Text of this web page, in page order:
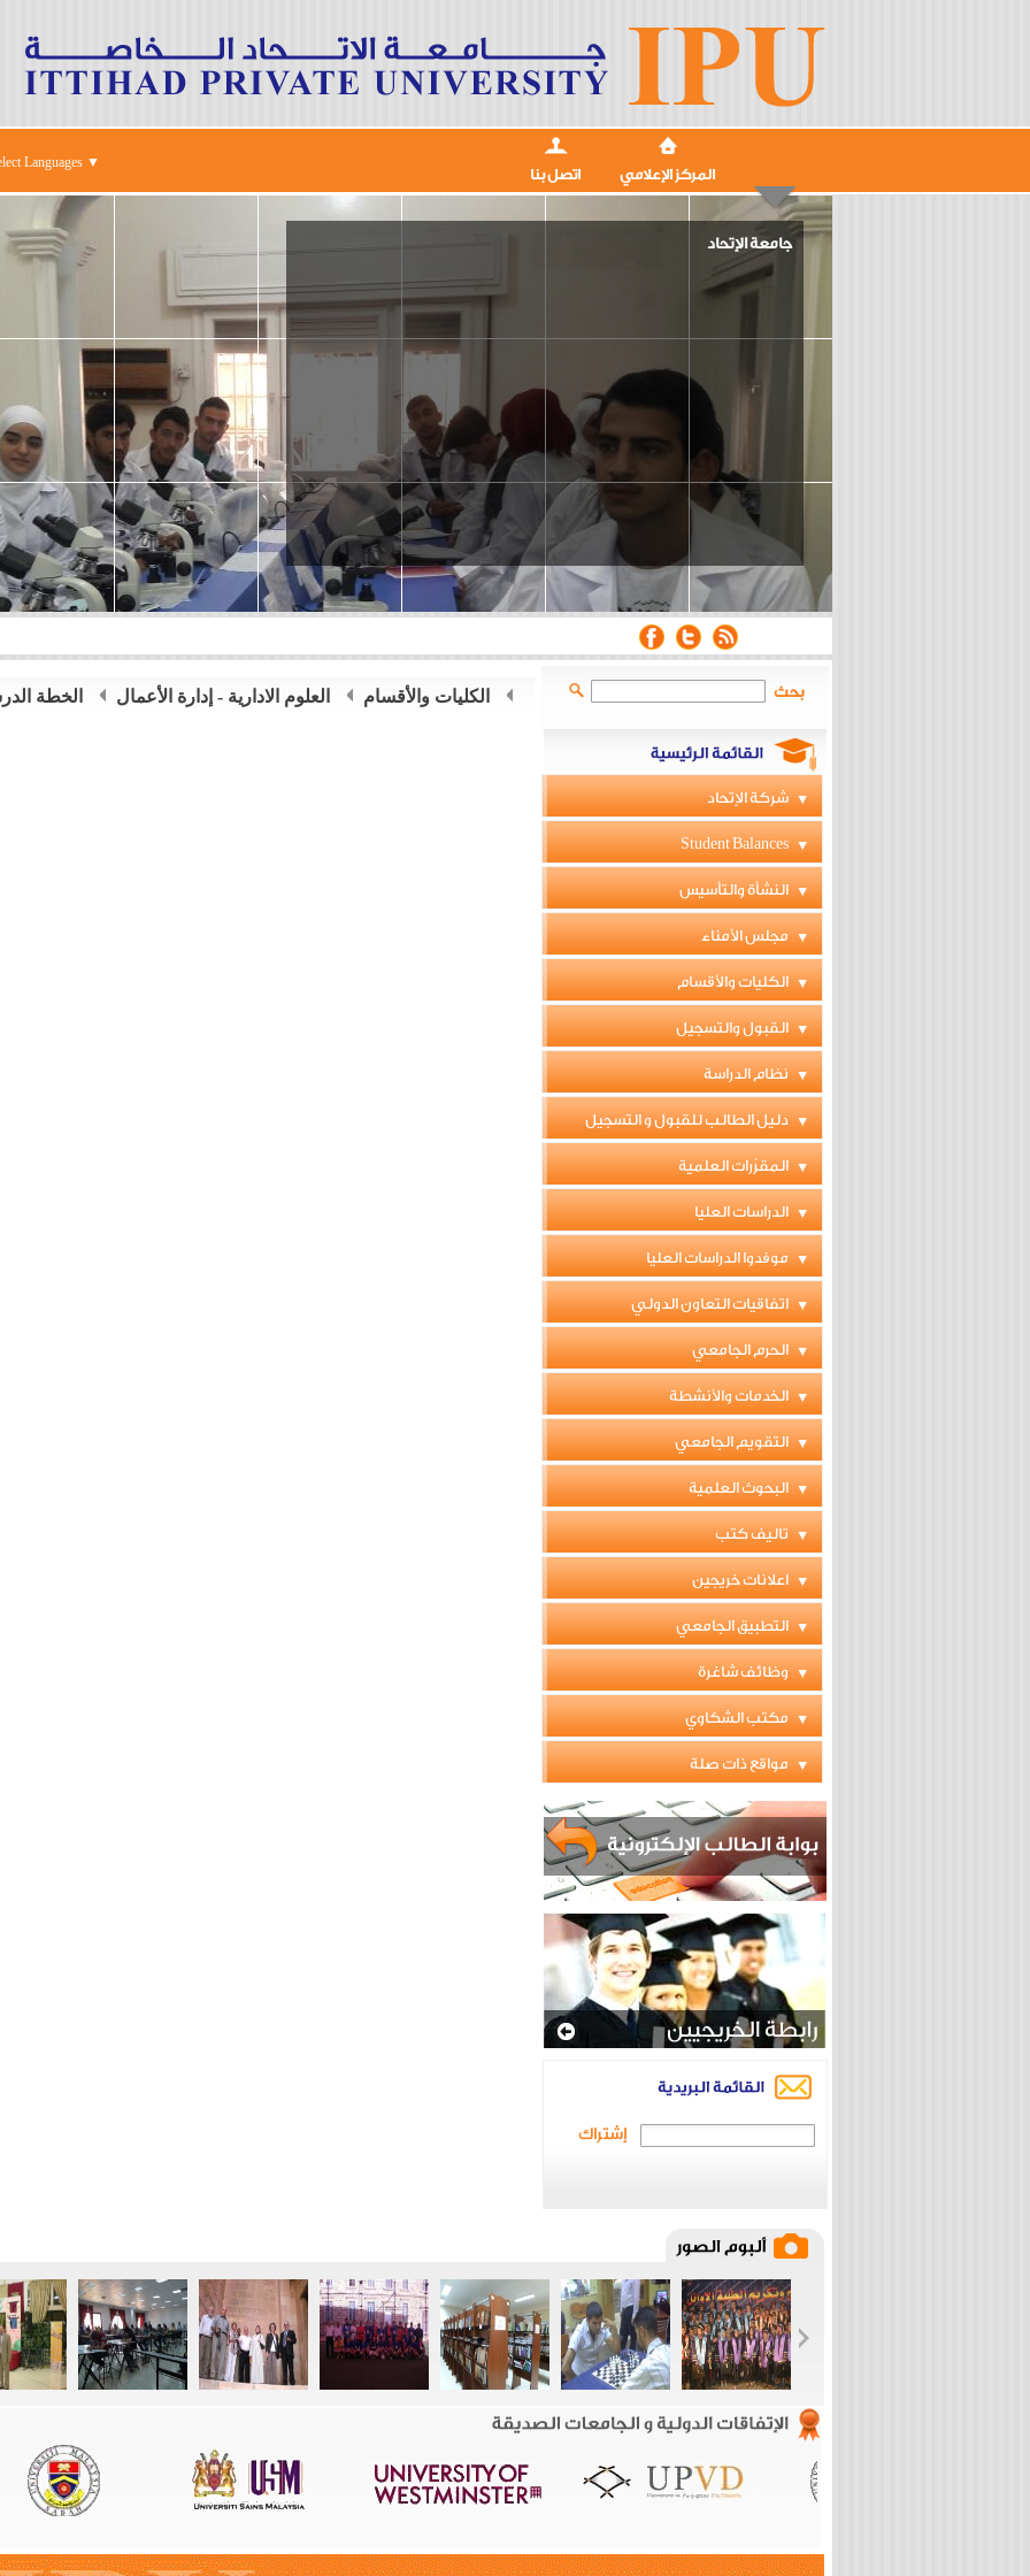
المركز الإعلامي اتصل بنا
Languages ▼
جامعة الإتحاد
بحث
شركة الإتحاد
Student Balances
النشأة والتأسيس
مجلس الأمناء
الكليات والأقسام
القبول والتسجيل
نظام الدراسة
دليل الطالب للقبول و التسجيل
المقرّرات العلمية
الدراسات العليا
موفدوا الدراسات العليا
اتفاقيات التعاون الدولي
الحرم الجامعي
الخدمات والأنشطة
التقويم الجامعي
البحوث العلمية
تاليف كتب
اعلانات خريجين
التطبيق الجامعي
وظائف شاغرة
مكتب الشكاوي
مواقع ذات صلة
الكليات والأقسام العلوم الادارية - إدارة الأعمال الخطة